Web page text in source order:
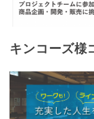
キンコーズ様